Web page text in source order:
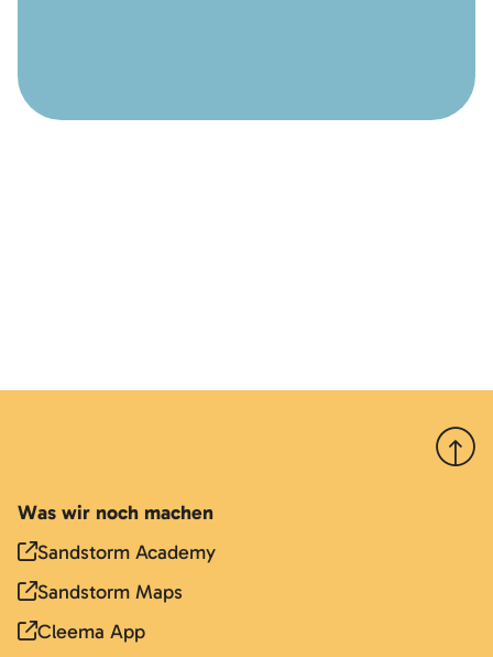
Nach
Was wir noch machen
Sandstorm Academy
Sandstorm Maps
Cleema App